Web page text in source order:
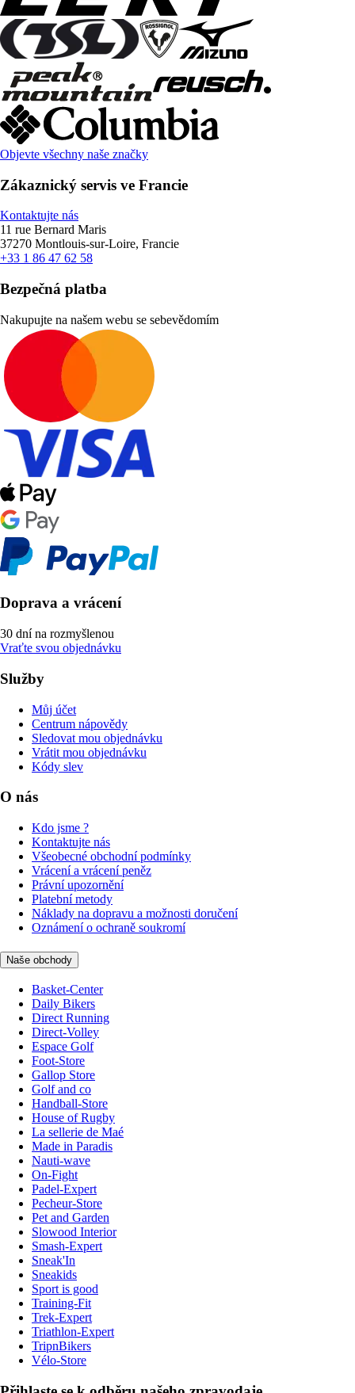
Objevte všechny naše značky
Zákaznický servis ve Francie
Kontaktujte nás
11 rue Bernard Maris
37270 Montlouis-sur-Loire, Francie
+33 1 86 47 62 58
Bezpečná platba
Nakupujte na našem webu se sebevědomím
Doprava a vrácení
30 dní na rozmyšlenou
Vraťte svou objednávku
Služby
Můj účet
Centrum nápovědy
Sledovat mou objednávku
Vrátit mou objednávku
Kódy slev
O nás
Kdo jsme ?
Kontaktujte nás
Všeobecné obchodní podmínky
Vrácení a vrácení peněz
Právní upozornění
Platební metody
Náklady na dopravu a možnosti doručení
Oznámení o ochraně soukromí
Naše obchody
Basket-Center
Daily Bikers
Direct Running
Direct-Volley
Espace Golf
Foot-Store
Gallop Store
Golf and co
Handball-Store
House of Rugby
La sellerie de Maé
Made in Paradis
Nauti-wave
On-Fight
Padel-Expert
Pecheur-Store
Pet and Garden
Slowood Interior
Smash-Expert
Sneak'In
Sneakids
Sport is good
Training-Fit
Trek-Expert
Triathlon-Expert
TripnBikers
Vélo-Store